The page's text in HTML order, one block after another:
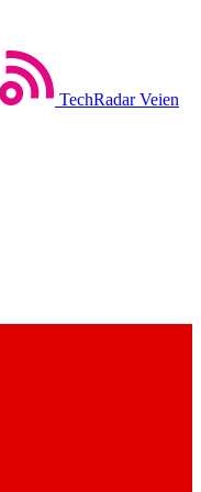
TechRadar Veien